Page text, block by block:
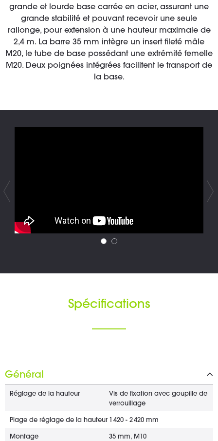
grande et lourde base carrée en acier, assurant une
grande stabilité et pouvant recevoir une seule
rallonge, pour extension à une hauteur maximale de
2,4 m. La barre 35 mm intègre un insert fileté mâle
M20, le tube de base possédant une extrémité femelle
M20. Deux poignées intégrées facilitent le transport de
la base.
Spécifications
Général
Réglage de la hauteur
Vis de fixation avec goupille de
verrouillage
Plage de réglage de la hauteur 1 420 - 2 420 mm
Montage 35 mm, M10